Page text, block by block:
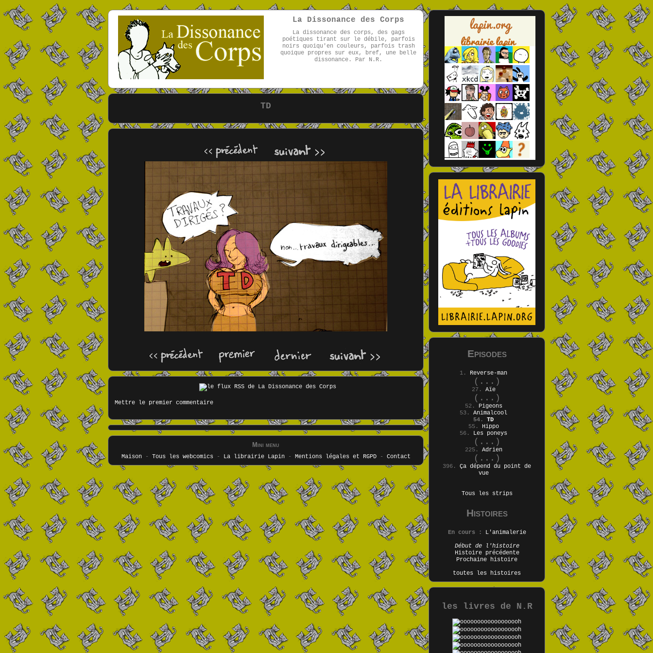
La Dissonance des Corps
La dissonance des corps, des gags
poétiques tirant sur le débile, parfois
noirs quoiqu'en couleurs, parfois trash
quoique propres sur eux, bref, une belle
dissonance. Par N.R.
TD
Mettre le premier commentaire
Mini menu
Maison- Tous les webcomics - La librairie Lapin- Mentions légales et RGPD- Contact
Episodes
1. Reverse-man
(...)
27. Aïe
(...)
52.
Pigeons
53. Animalcool
54. TD
55.
Hippo
56. Les poneys
(...)
225. Adrien
(...)
396. Ça dépend du point de
vue
Tous les strips
Histoires
En cours :
L'animalerie
Début de l'histoire
Histoire précédente
Prochaine histoire
toutes les histoires
les livres de N.R